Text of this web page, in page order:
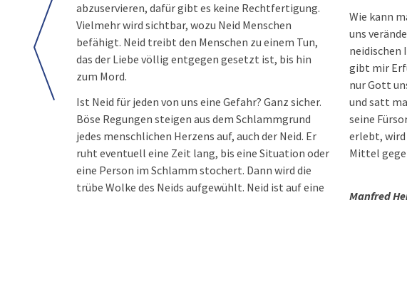
abzuservieren, dafür gibt es keine Rechtfertigung.
Vielmehr wird sichtbar, wozu Neid Menschen
befähigt. Neid treibt den Menschen zu einem Tun,
das der Liebe völlig entgegen gesetzt ist, bis hin
zum Mord.
Ist Neid für jeden von uns eine Gefahr? Ganz sicher.
Böse Regungen steigen aus dem Schlammgrund
jedes menschlichen Herzens auf, auch der Neid. Er
ruht eventuell eine Zeit lang, bis eine Situation oder
eine Person im Schlamm stochert. Dann wird die
trübe Wolke des Neids aufgewühlt. Neid ist auf eine
Wie kann
uns
neidischen
gibt mir
nur Gott
und satt
seine
erlebt, wird
Mittel
Manfred